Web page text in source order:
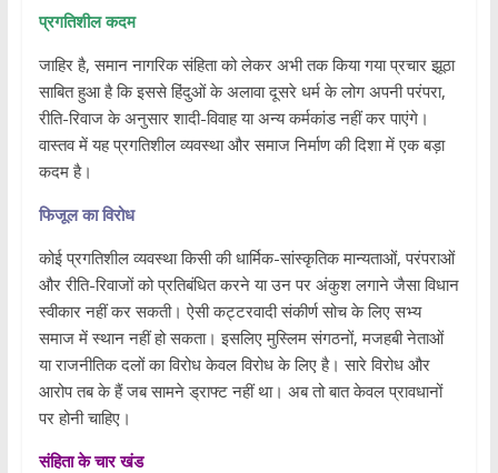
प्रगतिशील कदम
जाहिर है, समान नागरिक संहिता को लेकर अभी तक किया गया प्रचार झूठा
साबित हुआ है कि इससे हिंदुओं के अलावा दूसरे धर्म के लोग अपनी परंपरा,
रीति-रिवाज के अनुसार शादी-विवाह या अन्य कर्मकांड नहीं कर पाएंगे।
वास्तव में यह प्रगतिशील व्यवस्था और समाज निर्माण की दिशा में एक बड़ा
कदम है।
फिजूल का विरोध
कोई प्रगतिशील व्यवस्था किसी की धार्मिक-सांस्कृतिक मान्यताओं, परंपराओं
और रीति-रिवाजों को प्रतिबंधित करने या उन पर अंकुश लगाने जैसा विधान
स्वीकार नहीं कर सकती। ऐसी कट्टरवादी संकीर्ण सोच के लिए सभ्य
समाज में स्थान नहीं हो सकता। इसलिए मुस्लिम संगठनों, मजहबी नेताओं
या राजनीतिक दलों का विरोध केवल विरोध के लिए है। सारे विरोध और
आरोप तब के हैं जब सामने ड्राफ्ट नहीं था। अब तो बात केवल प्रावधानों
पर होनी चाहिए।
संहिता के चार खंड